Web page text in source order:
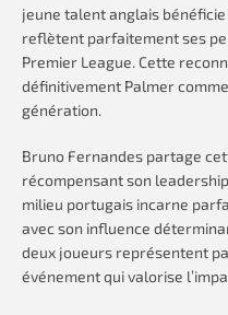
jeune talent anglais
reflètent parfaitement ses
Premier League. Cette
définitivement Palmer
génération.
Bruno Fernandes partage
récompensant son
milieu portugais incarne
avec son influence
deux joueurs représentent
événement qui valorise